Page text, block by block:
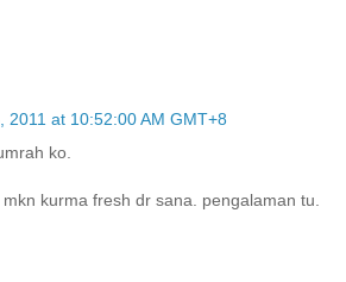
2011 at 10:52:00 AM GMT+8
ko.
kurma fresh dr sana. pengalaman tu.